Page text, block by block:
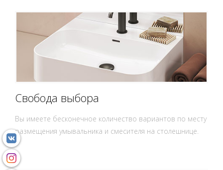
Свобода выбора
Вы имеете бесконечное количество вариантов по месту
размещения умывальника и смесителя на столешнице.